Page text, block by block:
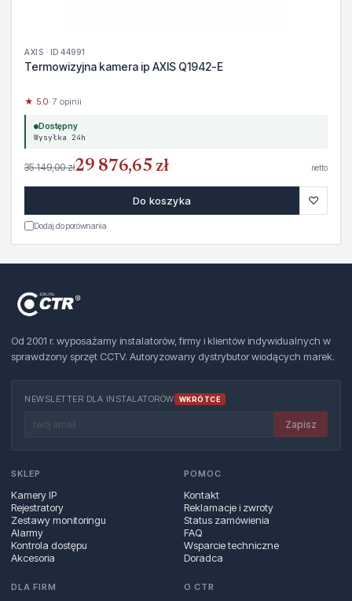
AXIS · ID 44991
Termowizyjna kamera ip AXIS Q1942-E
★ 5.0· 7 opinii
Dostępny
Wysyłka 24h
35 149,00 zł29 876,65 zł netto
Do koszyka ♡
Dodaj do porównania
Od 2001 r. wyposażamy instalatorów, firmy i klientów indywidualnych w
sprawdzony sprzęt CCTV. Autoryzowany dystrybutor wiodących marek.
NEWSLETTER DLA INSTALATORÓW WKRÓTCE
Zapisz
SKLEP
Kamery IP
Rejestratory
Zestawy monitoringu
Alarmy
Kontrola dostępu
Akcesoria
POMOC
Kontakt
Reklamacje i zwroty
Status zamówienia
FAQ
Wsparcie techniczne
Doradca
DLA FIRM O CTR